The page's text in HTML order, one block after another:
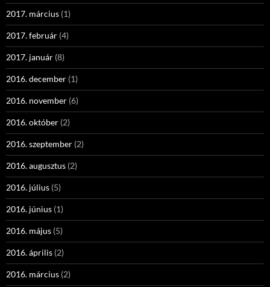
2017. március (1)
2017. február (4)
2017. január (8)
2016. december (1)
2016. november (6)
2016. október (2)
2016. szeptember (2)
2016. augusztus (2)
2016. július (5)
2016. június (1)
2016. május (5)
2016. április (2)
2016. március (2)